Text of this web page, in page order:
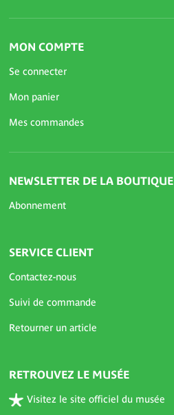
MON COMPTE
Se connecter
Mon panier
Mes commandes
NEWSLETTER DE LA BOUTIQUE
Abonnement
SERVICE CLIENT
Contactez-nous
Suivi de commande
Retourner un article
RETROUVEZ LE MUSÉE
Visitez le site officiel du musée